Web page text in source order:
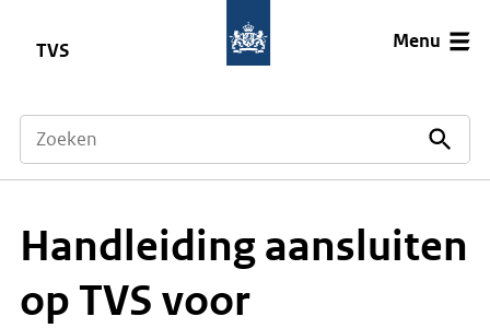
TVS Menu
Handleiding aansluiten
op TVS voor